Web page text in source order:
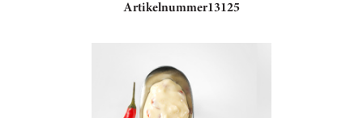
Artikelnummer13125